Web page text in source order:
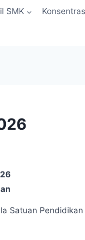
SMK
Satuan Pendidikan